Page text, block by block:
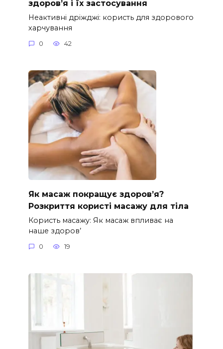
здоров’я і їх застосування
Неактивні дріжджі: користь для здорового
харчування
0 42
Як масаж покращує здоров’я?
Розкриття користі масажу для тіла
Користь масажу: Як масаж впливає на
наше здоров’
0 19